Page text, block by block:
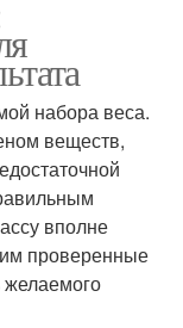
набора веса.
веществ,
вполне
проверенные
желаемого